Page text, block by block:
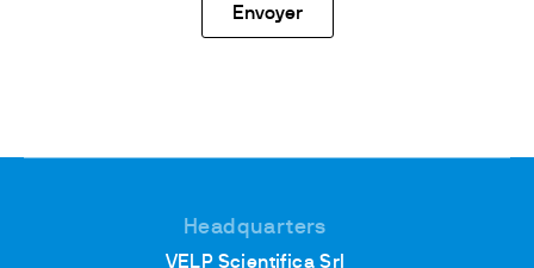
Headquarters
VELP Scientifica Srl